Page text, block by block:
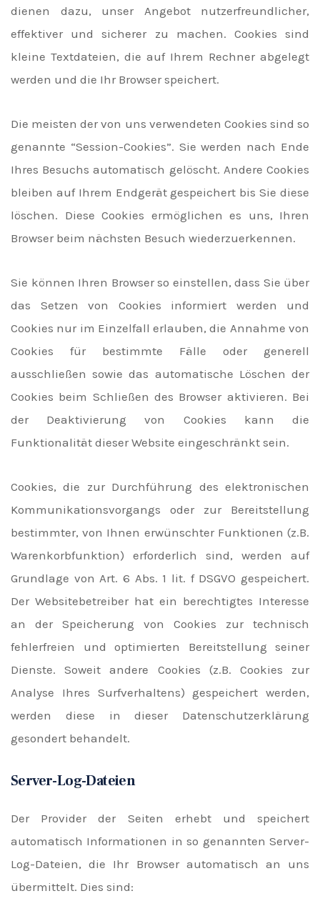
dienen dazu, unser Angebot nutzerfreundlicher,
effektiver und sicherer zu machen. Cookies sind
kleine Textdateien, die auf Ihrem Rechner abgelegt
werden und die Ihr Browser speichert.
Die meisten der von uns verwendeten Cookies sind so
genannte “Session-Cookies”. Sie werden nach Ende
Ihres Besuchs automatisch gelöscht. Andere Cookies
bleiben auf Ihrem Endgerät gespeichert bis Sie diese
löschen. Diese Cookies ermöglichen es uns, Ihren
Browser beim nächsten Besuch wiederzuerkennen.
Sie können Ihren Browser so einstellen, dass Sie über
das Setzen von Cookies informiert werden und
Cookies nur im Einzelfall erlauben, die Annahme von
Cookies für bestimmte Fälle oder generell
ausschließen sowie das automatische Löschen der
Cookies beim Schließen des Browser aktivieren. Bei
der Deaktivierung von Cookies kann die
Funktionalität dieser Website eingeschränkt sein.
Cookies, die zur Durchführung des elektronischen
Kommunikationsvorgangs oder zur Bereitstellung
bestimmter, von Ihnen erwünschter Funktionen (z.B.
Warenkorbfunktion) erforderlich sind, werden auf
Grundlage von Art. 6 Abs. 1 lit. f DSGVO gespeichert.
Der Websitebetreiber hat ein berechtigtes Interesse
an der Speicherung von Cookies zur technisch
fehlerfreien und optimierten Bereitstellung seiner
Dienste. Soweit andere Cookies (z.B. Cookies zur
Analyse Ihres Surfverhaltens) gespeichert werden,
werden diese in dieser Datenschutzerklärung
gesondert behandelt.
Server-Log-Dateien
Der Provider der Seiten erhebt und speichert
automatisch Informationen in so genannten Server-
Log-Dateien, die Ihr Browser automatisch an uns
übermittelt. Dies sind: